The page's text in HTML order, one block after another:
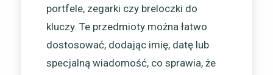
portfele, zegarki czy breloczki do
kluczy. Te przedmioty można łatwo
dostosować, dodając imię, datę lub
specjalną wiadomość, co sprawia, że